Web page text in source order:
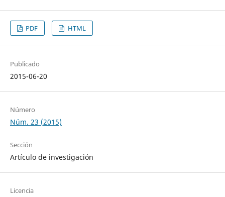
PDF HTML
Publicado
2015-06-20
Número
Núm. 23 (2015)
Sección
Artículo de investigación
Licencia